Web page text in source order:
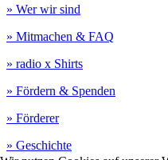
» Wer wir sind
» Mitmachen & FAQ
» radio x Shirts
» Fördern & Spenden
» Förderer
» Geschichte